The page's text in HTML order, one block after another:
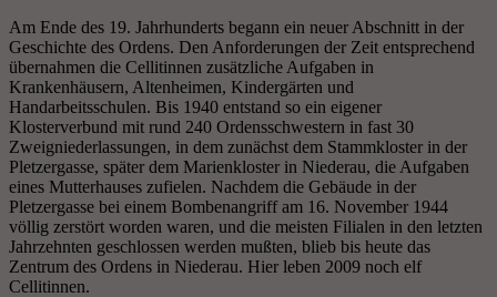
Am Ende des 19. Jahrhunderts begann ein neuer Abschnitt in der
Geschichte des Ordens. Den Anforderungen der Zeit entsprechend
übernahmen die Cellitinnen zusätzliche Aufgaben in
Krankenhäusern, Altenheimen, Kindergärten und
Handarbeitsschulen. Bis 1940 entstand so ein eigener
Klosterverbund mit rund 240 Ordensschwestern in fast 30
Zweigniederlassungen, in dem zunächst dem Stammkloster in der
Pletzergasse, später dem Marienkloster in Niederau, die Aufgaben
eines Mutterhauses zufielen. Nachdem die Gebäude in der
Pletzergasse bei einem Bombenangriff am 16. November 1944
völlig zerstört worden waren, und die meisten Filialen in den letzten
Jahrzehnten geschlossen werden mußten, blieb bis heute das
Zentrum des Ordens in Niederau. Hier leben 2009 noch elf
Cellitinnen.